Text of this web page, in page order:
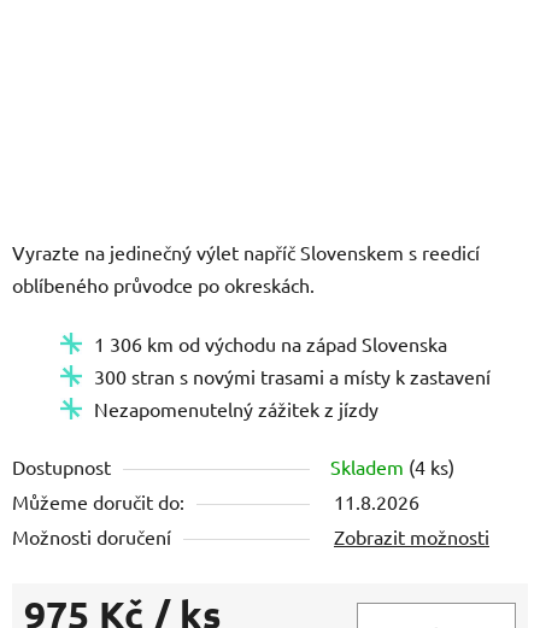
Vyrazte na jedinečný výlet napříč Slovenskem s reedicí
oblíbeného průvodce po okreskách.
1 306 km od východu na západ Slovenska
300 stran s novými trasami a místy k zastavení
Nezapomenutelný zážitek z jízdy
Dostupnost Skladem (4 ks)
Můžeme doručit do:
11.8.2026
Možnosti doručení
Zobrazit možnosti
975 Kč / ks